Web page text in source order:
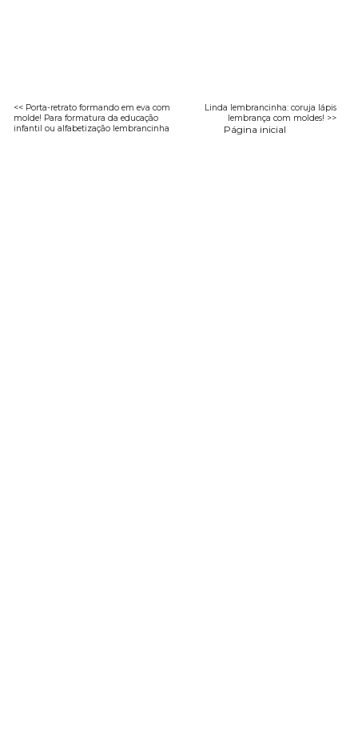
<< Porta-retrato formando em eva com
molde! Para formatura da educação
infantil ou alfabetização lembrancinha
Linda lembrancinha: coruja lápis
lembrança com moldes! >>
Página inicial